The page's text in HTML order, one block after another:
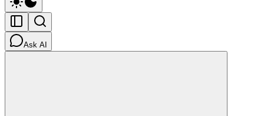
Ask AI